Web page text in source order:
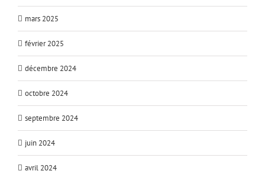
mars 2025
février 2025
décembre 2024
octobre 2024
septembre 2024
juin 2024
avril 2024